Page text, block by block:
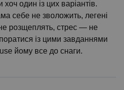
один із цих варіантів.
себе не зволожить, легені
розщеплять, стрес — не
із цими завданнями
йому все до снаги.